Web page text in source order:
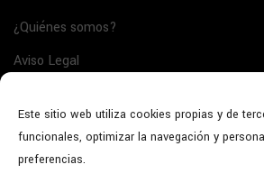
Este sitio web utiliza cookies propias y de
funcionales, optimizar la navegación y
preferencias.
¿Quiénes somos?
Aviso Legal
Política de cookies
Agente de la propiedad inmobiliaria: